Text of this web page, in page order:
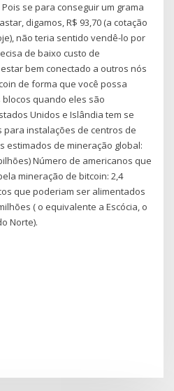
se para conseguir um grama
digamos, R$ 93,70 (a cotação
não teria sentido vendê-lo por
de baixo custo de
bem conectado a outros nós
de forma que você possa
quando eles são
Unidos e Islândia tem se
instalações de centros de
estimados de mineração global:
Número de americanos que
mineração de bitcoin: 2,4
que poderiam ser alimentados
( o equivalente a Escócia, o
Norte).